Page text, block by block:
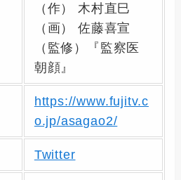
（作） 木村直巳
（画） 佐藤喜宣
（監修）『監察医
朝顔』
https://www.fujitv.c
o.jp/asagao2/
Twitter